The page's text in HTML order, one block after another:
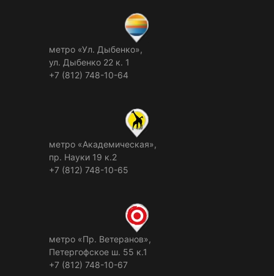
метро «Ул. Дыбенко»,
ул. Дыбенко 22 к. 1
+7 (812) 748-10-64
метро «Академическая»,
пр. Науки 19 к.2
+7 (812) 748-10-65
метро «Пр. Ветеранов»,
Петергофское ш. 55 к.1
+7 (812) 748-10-67